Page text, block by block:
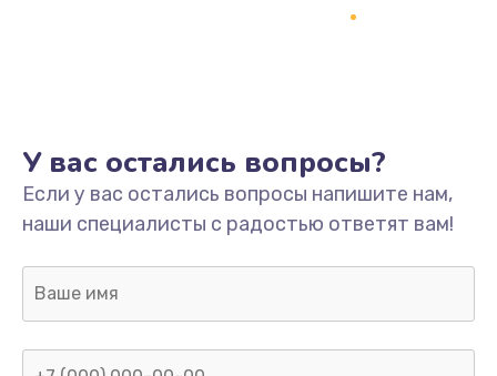
Не включается
1400 руб.
Заказать
Нет звука
800 руб.
У вас остались вопросы?
Если у вас остались вопросы напишите нам,
наши специалисты с радостью ответят вам!